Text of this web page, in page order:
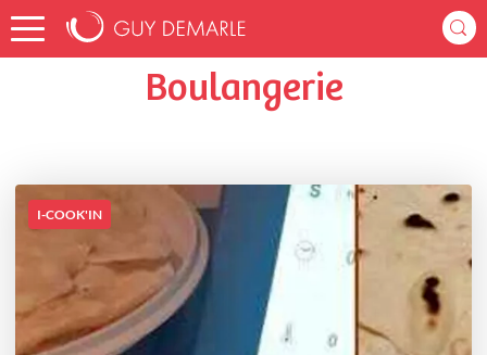
Accueil noellepexoto Listes de favoris Boulangerie
Boulangerie
I-COOK'IN